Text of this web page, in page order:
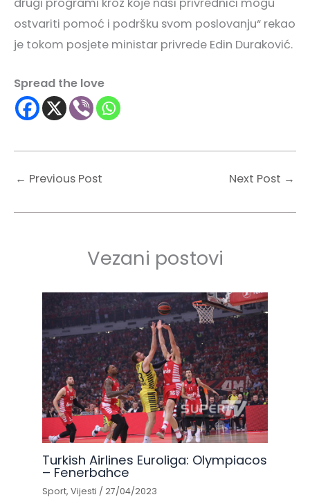
ostvariti pomoć i podršku svom poslovanju“ rekao
je tokom posjete ministar privrede Edin Duraković.
Spread the love
← Previous Post Next Post →
Vezani postovi
Turkish Airlines Euroliga: Olympiacos
– Fenerbahce
Sport,Vijesti /27/04/2023